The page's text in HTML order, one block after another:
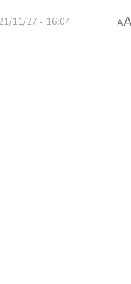
11/27 - 16:04 A